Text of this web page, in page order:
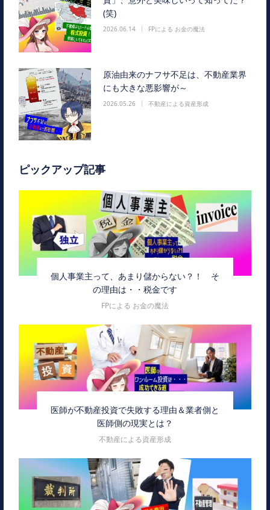
(笑)
2026.06.14 FPによる お金の魔法
原油由来のナフサ不足は、不動産業界
にも大きな悪影響が～
2026.05.26 不動産による資産形成
ピックアップ記事
個人事業主って、あまり儲からない？！ そ
の理由は・・税金です
FPによる お金の魔法
医師が不動産投資で失敗する理由＆業者側と
医師側の現実とは？
不動産による資産形成